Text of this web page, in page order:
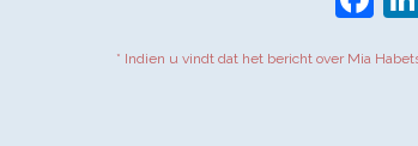
* Indien u vindt dat het bericht over Mia